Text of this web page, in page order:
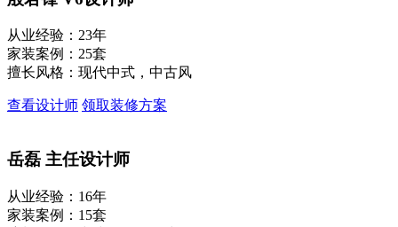
从业经验：23年
家装案例：25套
擅长风格：现代中式，中古风
查看设计师 领取装修方案
岳磊 主任设计师
从业经验：16年
家装案例：15套